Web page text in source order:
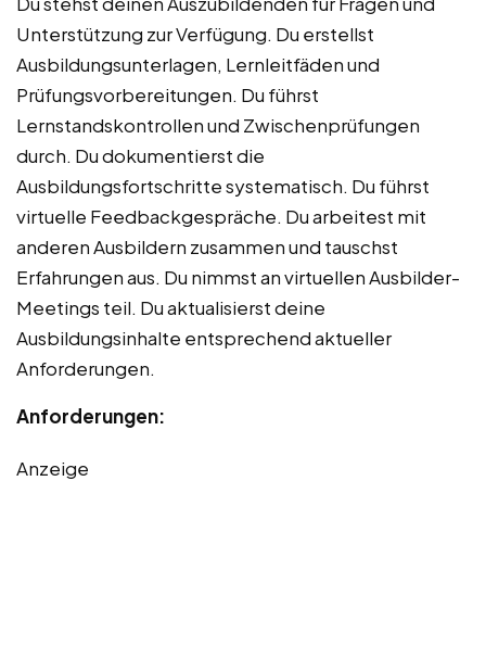
Unterstützung zur Verfügung. Du erstellst
Ausbildungsunterlagen, Lernleitfäden und
Prüfungsvorbereitungen. Du führst
Lernstandskontrollen und Zwischenprüfungen
durch. Du dokumentierst die
Ausbildungsfortschritte systematisch. Du führst
virtuelle Feedbackgespräche. Du arbeitest mit
anderen Ausbildern zusammen und tauschst
Erfahrungen aus. Du nimmst an virtuellen Ausbilder-
Meetings teil. Du aktualisierst deine
Ausbildungsinhalte entsprechend aktueller
Anforderungen.
Anforderungen:
Anzeige